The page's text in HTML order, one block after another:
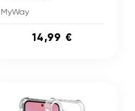
MyWay
14,99 €